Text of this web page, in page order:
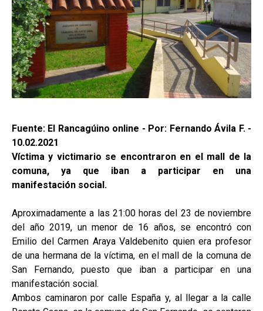
Fuente: El Rancagúino online - Por: Fernando Ávila F. -
10.02.2021
Víctima y victimario se encontraron en el mall de la
comuna, ya que iban a participar en una
manifestación social.
Aproximadamente a las 21:00 horas del 23 de noviembre
del año 2019, un menor de 16 años, se encontró con
Emilio del Carmen Araya Valdebenito quien era profesor
de una hermana de la víctima, en el mall de la comuna de
San Fernando, puesto que iban a participar en una
manifestación social.
Ambos caminaron por calle España y, al llegar a la calle